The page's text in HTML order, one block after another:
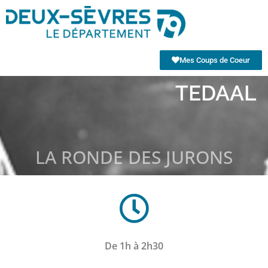
Mes Coups de Coeur
TEDAAL
LA RONDE DES JURONS
De 1h à 2h30